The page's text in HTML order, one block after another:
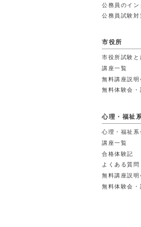
公務員のイン
公務員試験対
市役所
市役所試験と
講座一覧
無料講座説明
無料体験会・
心理・福祉
心理・福祉系
講座一覧
合格体験記
よくある質問
無料講座説明
無料体験会・